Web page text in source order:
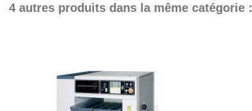
4 autres produits dans la même catégorie :